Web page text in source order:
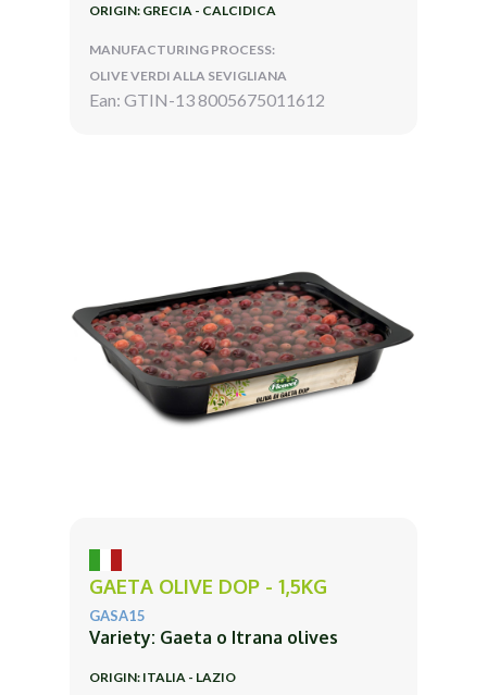
ORIGIN: GRECIA - CALCIDICA
MANUFACTURING PROCESS:
OLIVE VERDI ALLA SEVIGLIANA
Ean: GTIN-13 8005675011612
GAETA OLIVE DOP - 1,5KG
GASA15
Variety: Gaeta o Itrana olives
ORIGIN: ITALIA - LAZIO